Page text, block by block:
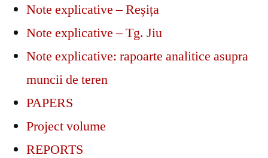
Note explicative – Reșița
Note explicative – Tg. Jiu
Note explicative: rapoarte analitice asupra
muncii de teren
PAPERS
Project volume
REPORTS